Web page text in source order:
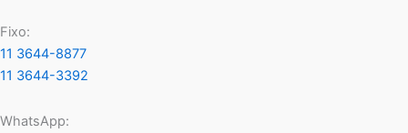
Fixo:
11 3644-8877
11 3644-3392
WhatsApp: